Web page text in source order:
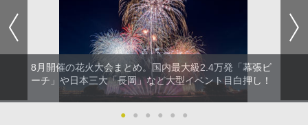
8月開催の花火大会まとめ。国内最大級2.4万発「幕張ビ
ーチ」や日本三大「長岡」など大型イベント目白押し！
● ● ● ● ● ●